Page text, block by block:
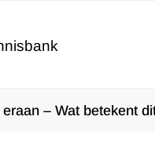
– Wat betekent